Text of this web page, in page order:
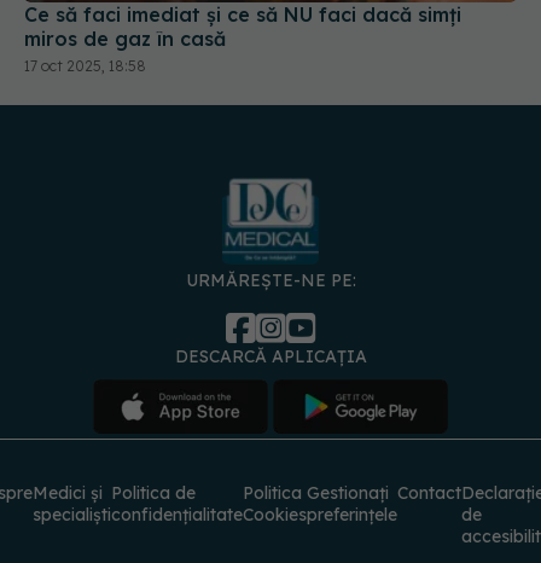
Ce să faci imediat și ce să NU faci dacă simți
miros de gaz în casă
17 oct 2025, 18:58
URMĂREȘTE-NE PE:
DESCARCĂ APLICAȚIA
Medici și
specialiști
Politica de
confidențialitate
Politica
Cookies
Gestionați
preferințele
Contact
de